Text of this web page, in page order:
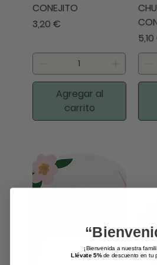
CONEJITO
Precio
3,20 €
Agregar al
carrito
¡Bienvenida a nuestra
Llévate 5%de descuento en tu